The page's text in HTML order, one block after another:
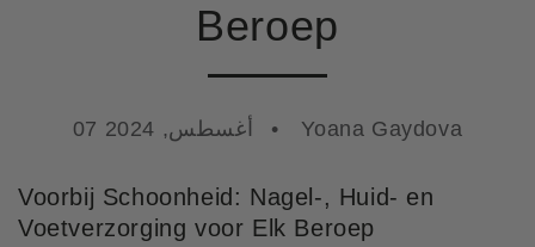
Beroep
07 أغسطس, 2024 Yoana Gaydova
Voorbij Schoonheid: Nagel-, Huid- en
Voetverzorging voor Elk Beroep